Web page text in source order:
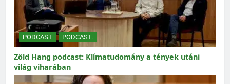
PODCAST PODCAST.
Zöld Hang podcast: Klímatudomány a tények utáni
világ viharában